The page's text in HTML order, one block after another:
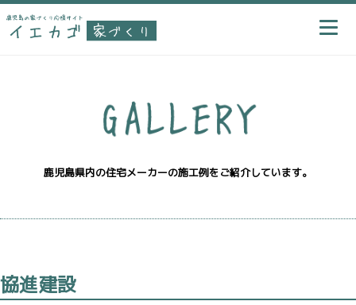
鹿児島県内の住宅メーカーの施工例をご紹介しています。
協進建設